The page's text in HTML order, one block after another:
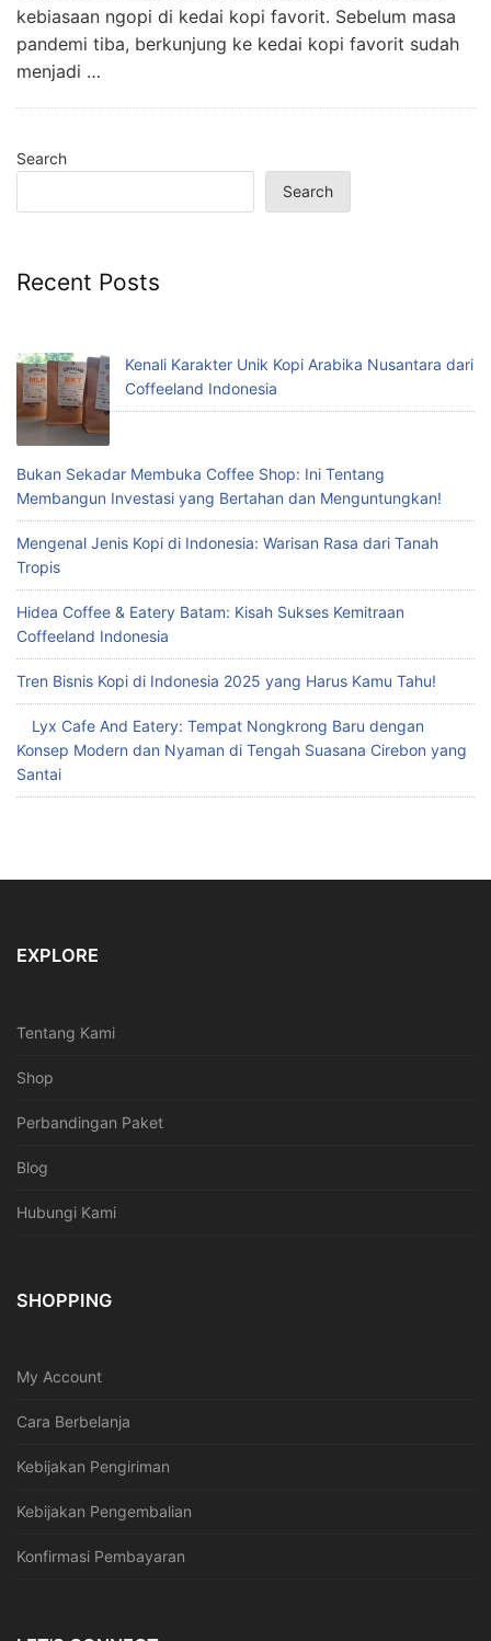
kebiasaan ngopi di kedai kopi favorit. Sebelum masa
pandemi tiba, berkunjung ke kedai kopi favorit sudah
menjadi …
Search
Search
Recent Posts
Kenali Karakter Unik Kopi Arabika Nusantara dari
Coffeeland Indonesia
Bukan Sekadar Membuka Coffee Shop: Ini Tentang
Membangun Investasi yang Bertahan dan Menguntungkan!
Mengenal Jenis Kopi di Indonesia: Warisan Rasa dari Tanah
Tropis
Hidea Coffee & Eatery Batam: Kisah Sukses Kemitraan
Coffeeland Indonesia
Tren Bisnis Kopi di Indonesia 2025 yang Harus Kamu Tahu!
Lyx Cafe And Eatery: Tempat Nongkrong Baru dengan
Konsep Modern dan Nyaman di Tengah Suasana Cirebon yang
Santai
EXPLORE
Tentang Kami
Shop
Perbandingan Paket
Blog
Hubungi Kami
SHOPPING
My Account
Cara Berbelanja
Kebijakan Pengiriman
Kebijakan Pengembalian
Konfirmasi Pembayaran